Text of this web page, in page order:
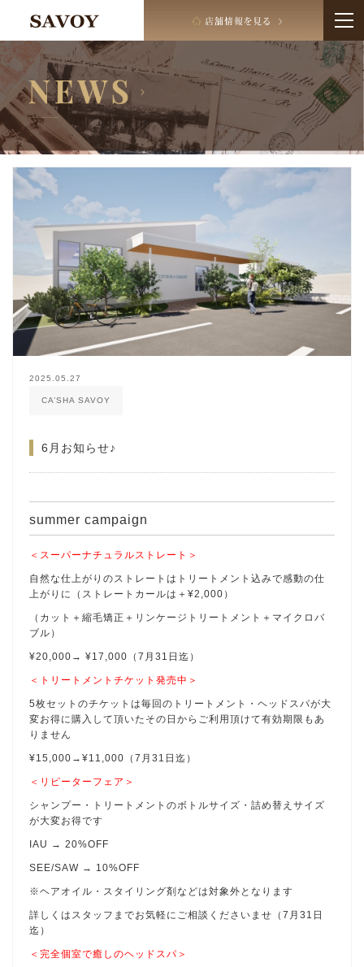
2025.05.27
CA’SHA SAVOY
6月お知らせ♪
summer campaign
＜スーパーナチュラルストレート＞
自然な仕上がりのストレートはトリートメント込みで感動の仕
上がりに（ストレートカールは＋¥2,000）
（カット＋縮毛矯正＋リンケージトリートメント＋マイクロバ
ブル）
¥20,000→ ¥17,000（7月31日迄）
＜トリートメントチケット発売中＞
5枚セットのチケットは毎回のトリートメント・ヘッドスパが大
変お得に購入して頂いたその日からご利用頂けて有効期限もあ
りません
¥15,000→¥11,000（7月31日迄）
＜リピーターフェア＞
シャンプー・トリートメントのボトルサイズ・詰め替えサイズ
が大変お得です
IAU → 20%OFF
SEE/SAW → 10%OFF
※ヘアオイル・スタイリング剤などは対象外となります
詳しくはスタッフまでお気軽にご相談くださいませ（7月31日
迄）
＜完全個室で癒しのヘッドスパ＞